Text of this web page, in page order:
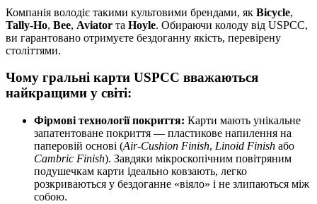
Компанія володіє такими культовими брендами, як Bicycle,
Tally-Ho, Bee, Aviator та Hoyle. Обираючи колоду від USPCC,
ви гарантовано отримуєте бездоганну якість, перевірену
століттями.
Чому гральні карти USPCC вважаються
найкращими у світі:
Фірмові технології покриття: Карти мають унікальне
запатентоване покриття — пластикове напилення на
паперовій основі (Air-Cushion Finish, Linoid Finish або
Cambric Finish). Завдяки мікроскопічним повітряним
подушечкам карти ідеально ковзають, легко
розкриваються у бездоганне «віяло» і не злипаються між
собою.